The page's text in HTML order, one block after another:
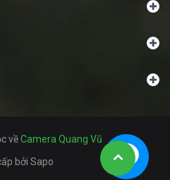
vềCamera Quang Vũ
bởi Sapo